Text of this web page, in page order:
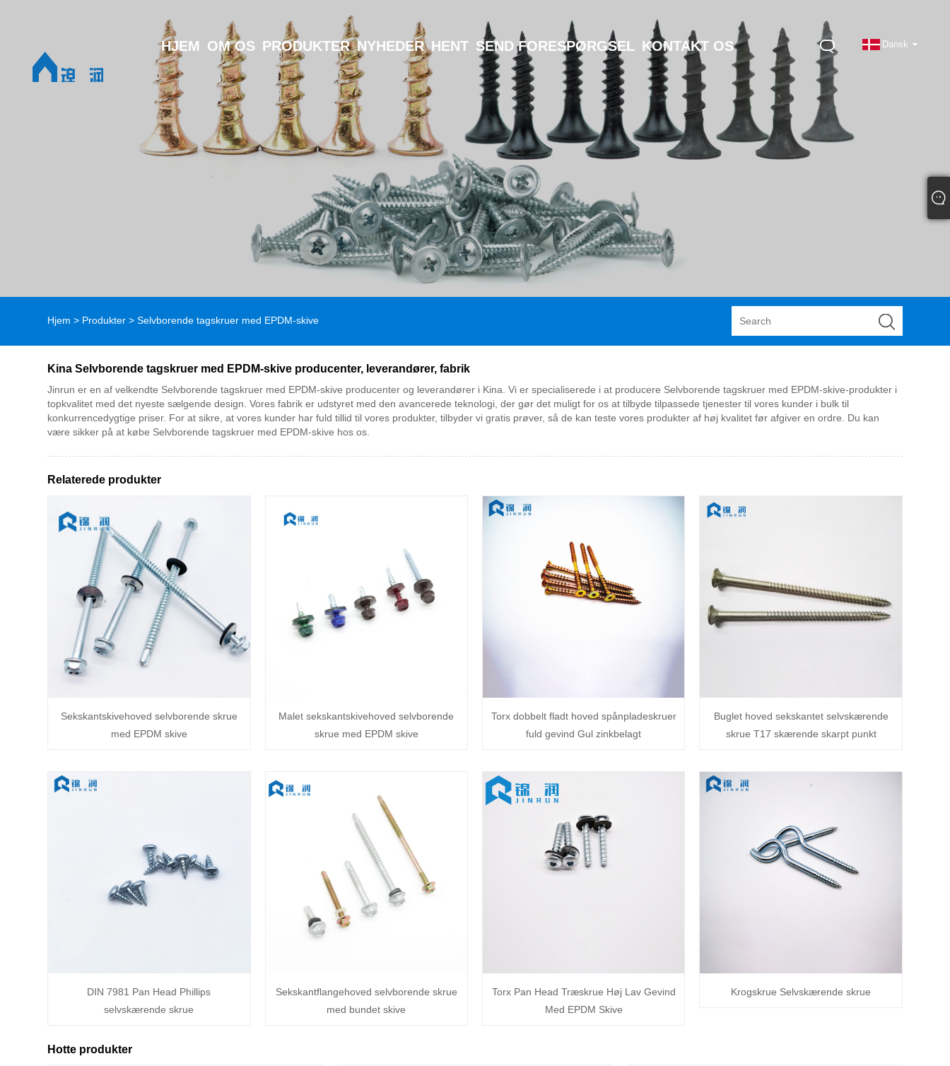
Dansk
HJEM OM OS PRODUKTER NYHEDER HENT SEND FORESPØRGSEL KONTAKT OS
Hjem > Produkter > Selvborende tagskruer med EPDM-skive
Kina Selvborende tagskruer med EPDM-skive producenter, leverandører, fabrik
Jinrun er en af ​​velkendte Selvborende tagskruer med EPDM-skive producenter og leverandører i Kina. Vi er specialiserede i at producere Selvborende tagskruer med EPDM-skive-produkter i
topkvalitet med det nyeste sælgende design. Vores fabrik er udstyret med den avancerede teknologi, der gør det muligt for os at tilbyde tilpassede tjenester til vores kunder i bulk til
konkurrencedygtige priser. For at sikre, at vores kunder har fuld tillid til vores produkter, tilbyder vi gratis prøver, så de kan teste vores produkter af høj kvalitet før afgiver en ordre. Du kan
være sikker på at købe Selvborende tagskruer med EPDM-skive hos os.
Relaterede produkter
Sekskantskivehoved selvborende skrue
med EPDM skive
Malet sekskantskivehoved selvborende
skrue med EPDM skive
Torx dobbelt fladt hoved spånpladeskruer
fuld gevind Gul zinkbelagt
Buglet hoved sekskantet selvskærende
skrue T17 skærende skarpt punkt
DIN 7981 Pan Head Phillips
selvskærende skrue
Sekskantflangehoved selvborende skrue
med bundet skive
Torx Pan Head Træskrue Høj Lav Gevind
Med EPDM Skive
Krogskrue Selvskærende skrue
Hotte produkter